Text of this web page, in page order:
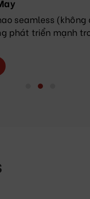
seamless (không
phát triển mạnh